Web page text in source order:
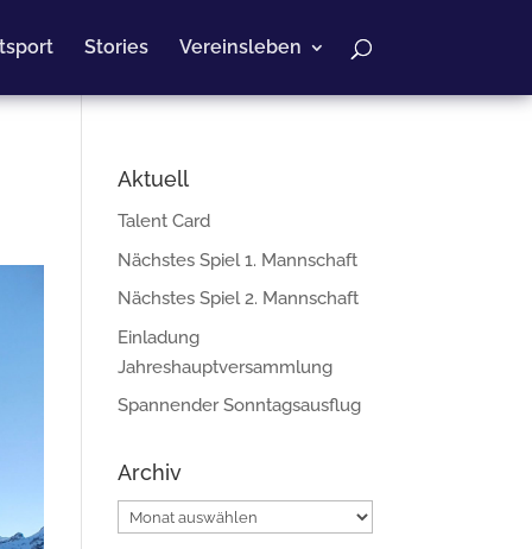
Stories Vereinsleben
Aktuell
Talent Card
Nächstes Spiel 1. Mannschaft
Nächstes Spiel 2. Mannschaft
Einladung
Jahreshauptversammlung
Spannender Sonntagsausflug
Archiv
Archiv